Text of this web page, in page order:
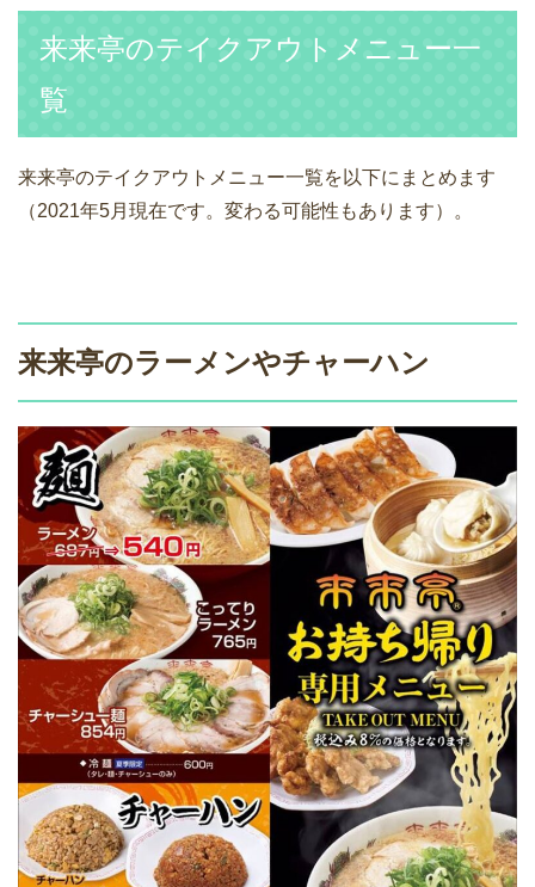
来来亭のテイクアウトメニュー一
覧
来来亭のテイクアウトメニュー一覧を以下にまとめます
（2021年5月現在です。変わる可能性もあります）。
来来亭のラーメンやチャーハン